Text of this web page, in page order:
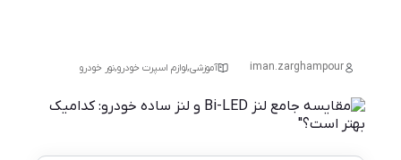
iman.zarghampour آموزشی,لوازم اسپرت خودرو,نور خودرو